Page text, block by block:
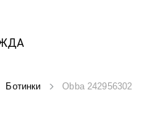
Ботинки Obba 242956302